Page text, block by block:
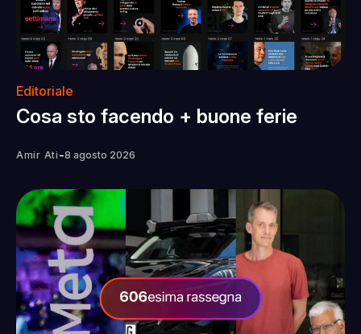
Editoriale
Cosa sto facendo + buone ferie
Amir Ati -8 agosto 2026